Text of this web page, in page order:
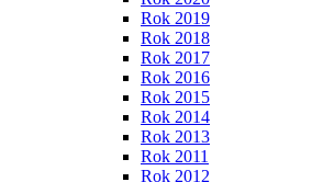
Rok 2019
Rok 2018
Rok 2017
Rok 2016
Rok 2015
Rok 2014
Rok 2013
Rok 2011
Rok 2012